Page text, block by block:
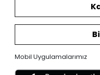
Mobil Uygulamalarımız